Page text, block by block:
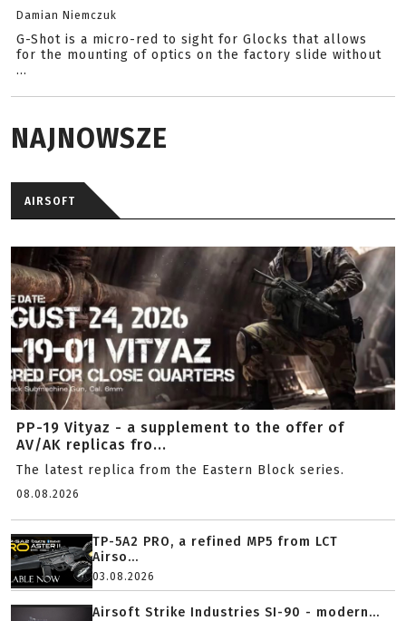
Damian Niemczuk
G-Shot is a micro-red to sight for Glocks that allows
for the mounting of optics on the factory slide without
...
NAJNOWSZE
AIRSOFT
PP-19 Vityaz - a supplement to the offer of
AV/AK replicas fro...
The latest replica from the Eastern Block series.
08.08.2026
TP-5A2 PRO, a refined MP5 from LCT
Airso...
03.08.2026
Airsoft Strike Industries SI-90 - modern...